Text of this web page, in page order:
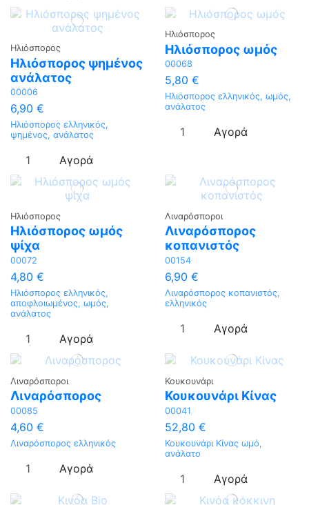
Ηλιόσπορος
Ηλιόσπορος ψημένος
ανάλατος
00006
6,90 €
Ηλιόσπορος ελληνικός,
ψημένος, ανάλατος
Αγορά
Ηλιόσπορος
Ηλιόσπορος ωμός
00068
5,80 €
Ηλιόσπορος ελληνικός, ωμός,
ανάλατος
Αγορά
Ηλιόσπορος
Ηλιόσπορος ωμός
ψίχα
00072
4,80 €
Ηλιόσπορος ελληνικός,
αποφλοιωμένος, ωμός,
ανάλατος
Αγορά
Λιναρόσποροι
Λιναρόσπορος
κοπανιστός
00154
6,90 €
Λιναρόσπορος κοπανιστός,
ελληνικός
Αγορά
Λιναρόσποροι
Λιναρόσπορος
00085
4,60 €
Λιναρόσπορος ελληνικός
Αγορά
Κουκουνάρι
Κουκουνάρι Κίνας
00041
52,80 €
Κουκουνάρι Κίνας ωμό,
ανάλατο
Αγορά